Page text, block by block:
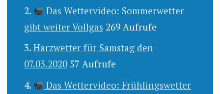
Das Wettervideo: Sommerwetter
gibt weiter Vollgas 269 Aufrufe
Harzwetter für Samstag den
07.03.2020 57 Aufrufe
Das Wettervideo: Frühlingswetter